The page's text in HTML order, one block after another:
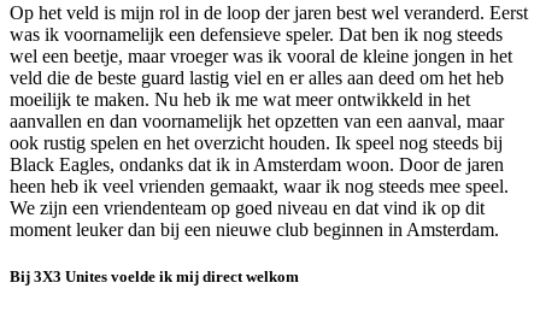
Op het veld is mijn rol in de loop der jaren best wel veranderd. Eerst
was ik voornamelijk een defensieve speler. Dat ben ik nog steeds
wel een beetje, maar vroeger was ik vooral de kleine jongen in het
veld die de beste guard lastig viel en er alles aan deed om het heb
moeilijk te maken. Nu heb ik me wat meer ontwikkeld in het
aanvallen en dan voornamelijk het opzetten van een aanval, maar
ook rustig spelen en het overzicht houden. Ik speel nog steeds bij
Black Eagles, ondanks dat ik in Amsterdam woon. Door de jaren
heen heb ik veel vrienden gemaakt, waar ik nog steeds mee speel.
We zijn een vriendenteam op goed niveau en dat vind ik op dit
moment leuker dan bij een nieuwe club beginnen in Amsterdam.
Bij 3X3 Unites voelde ik mij direct welkom